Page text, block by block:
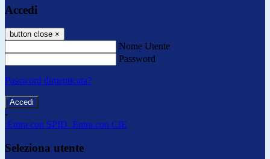
Accedi
button close ×
Nome Utente
Password
Password dimenticata?
-
Entra con SPID Entra con CIE
Seleziona utente